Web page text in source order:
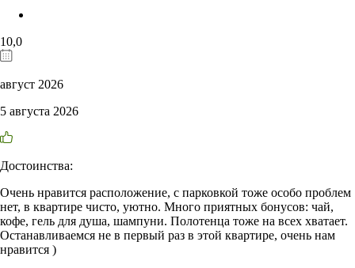
10,0
август 2026
5 августа 2026
Достоинства:
Очень нравится расположение, с парковкой тоже особо проблем
нет, в квартире чисто, уютно. Много приятных бонусов: чай,
кофе, гель для душа, шампуни. Полотенца тоже на всех хватает.
Останавливаемся не в первый раз в этой квартире, очень нам
нравится )